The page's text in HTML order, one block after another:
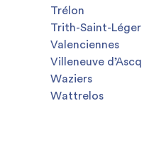
Trélon
Trith-Saint-Léger
Valenciennes
Villeneuve d’Ascq
Waziers
Wattrelos